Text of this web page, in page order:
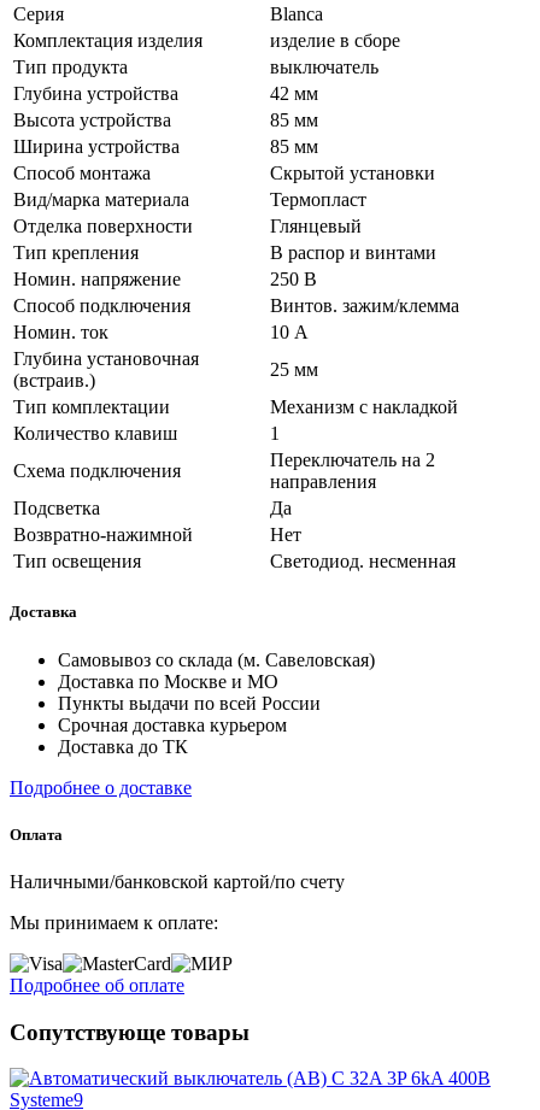
Серия
Blanca
Комплектация изделия
изделие в сборе
Тип продукта
выключатель
Глубина устройства
42 мм
Высота устройства
85 мм
Ширина устройства
85 мм
Способ монтажа
Скрытой установки
Вид/марка материала
Термопласт
Отделка поверхности
Глянцевый
Тип крепления
В распор и винтами
Номин. напряжение
250 В
Способ подключения
Винтов. зажим/клемма
Номин. ток
10 А
Глубина установочная
(встраив.)
25 мм
Тип комплектации
Механизм с накладкой
Количество клавиш
1
Схема подключения
Переключатель на 2
направления
Подсветка
Да
Возвратно-нажимной
Нет
Тип освещения
Светодиод. несменная
Доставка
Самовывоз со склада (м. Савеловская)
Доставка по Москве и МО
Пункты выдачи по всей России
Срочная доставка курьером
Доставка до ТК
Подробнее о доставке
Оплата
Наличными/банковской картой/по счету
Мы принимаем к оплате:
Подробнее об оплате
Сопутствующе товары